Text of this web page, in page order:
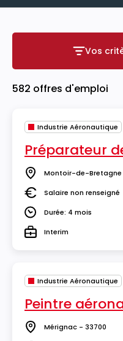
Vos
582 offres d'emploi
Industrie Aéronautique
Préparateur
Lieu Montoir-de-
SalaireSalaire non renseigné
DuréeDurée: 4 mois
TypeInterim
Industrie Aéronautique
Peintre
Lieu Mérignac - 33700